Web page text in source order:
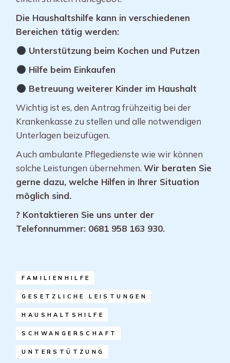
Die Haushaltshilfe kann in verschiedenen
Bereichen tätig werden:
Unterstützung beim Kochen und Putzen
Hilfe beim Einkaufen
Betreuung weiterer Kinder im Haushalt
Wichtig ist es, den Antrag frühzeitig bei der
Krankenkasse zu stellen und alle notwendigen
Unterlagen beizufügen.
Auch ambulante Pflegedienste wie wir können
solche Leistungen übernehmen.Wir beraten Sie
gerne dazu, welche Hilfen in Ihrer Situation
möglich sind.
? Kontaktieren Sie uns unter der
Telefonnummer: 0681 958 163 930.
FAMILIENHILFE
GESETZLICHE LEISTUNGEN
HAUSHALTSHILFE
SCHWANGERSCHAFT
UNTERSTÜTZUNG